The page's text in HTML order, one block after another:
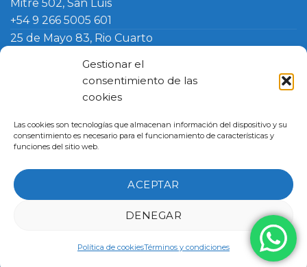
Gestionar el
consentimiento de las
cookies
Las cookies son tecnologías que almacenan información del dispositivo y su
consentimiento es necesario para el funcionamiento de características y
funciones del sitio web.
ACEPTAR
DENEGAR
Política de cookiesTérminos y condiciones
Mitre 502, San Luis
+54 9 266 5005 601
25 de Mayo 83, Rio Cuarto
Cambio
Master Uniformes
Copyright 2026 ©Master Uniformes